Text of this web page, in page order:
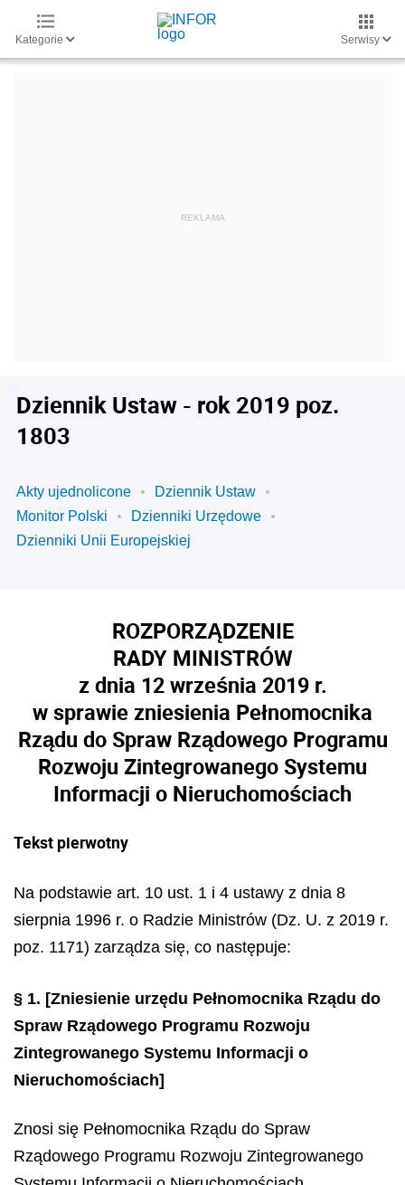
Kategorie Serwisy
Dziennik Ustaw - rok 2019 poz.
1803
Akty ujednolicone
Dziennik Ustaw
Monitor Polski
Dzienniki Urzędowe
Dzienniki Unii Europejskiej
ROZPORZĄDZENIE
RADY MINISTRÓW
z dnia 12 września 2019 r.
w sprawie zniesienia Pełnomocnika
Rządu do Spraw Rządowego Programu
Rozwoju Zintegrowanego Systemu
Informacji o Nieruchomościach
Tekst pierwotny
Na podstawie art. 10 ust. 1 i 4 ustawy z dnia 8
sierpnia 1996 r. o Radzie Ministrów (Dz. U. z 2019 r.
poz. 1171) zarządza się, co następuje:
§ 1. [Zniesienie urzędu Pełnomocnika Rządu do
Spraw Rządowego Programu Rozwoju
Zintegrowanego Systemu Informacji o
Nieruchomościach]
Znosi się Pełnomocnika Rządu do Spraw
Rządowego Programu Rozwoju Zintegrowanego